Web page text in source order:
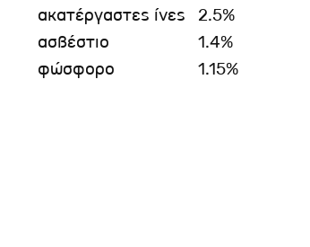
ακατέργαστες ίνες
2.5%
ασβέστιο
1.4%
φώσφορο
1.15%